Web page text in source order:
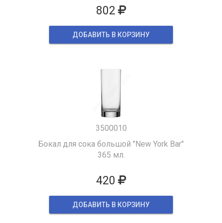
802
ДОБАВИТЬ В КОРЗИНУ
3500010
Бокал для сока большой "New York Bar"
365 мл.
420
ДОБАВИТЬ В КОРЗИНУ